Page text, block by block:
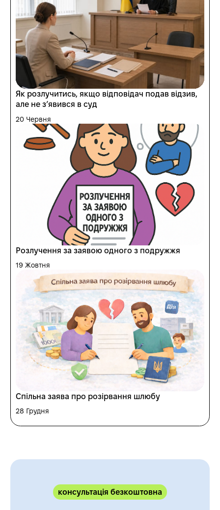
Як розлучитись, якщо відповідач подав відзив,
але не з’явився в суд
20 Червня
Розлучення за заявою одного з подружжя
19 Жовтня
Спільна заява про розірвання шлюбу
28 Грудня
консультація безкоштовна